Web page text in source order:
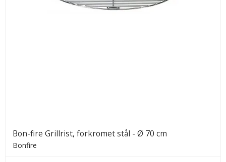
Bon-fire Grillrist, forkromet stål - Ø 70 cm
Bonfire